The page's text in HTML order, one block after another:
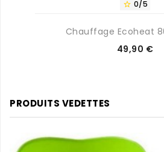
 0/5
Chauffage Ecoheat
Prix
49,90 €
PRODUITS VEDETTES